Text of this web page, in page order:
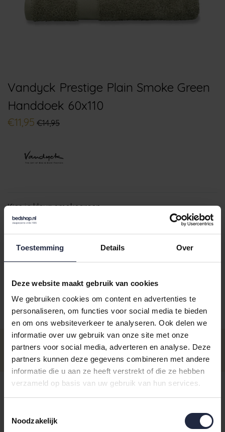
Toestemming Details Over
Deze website maakt gebruik van cookies
We gebruiken cookies om content en advertenties te
personaliseren, om functies voor social media te bieden
en om ons websiteverkeer te analyseren. Ook delen we
informatie over uw gebruik van onze site met onze
partners voor social media, adverteren en analyse. Deze
partners kunnen deze gegevens combineren met andere
informatie die u aan ze heeft verstrekt of die ze hebben
verzameld op basis van uw gebruik van hun services.
Noodzakelijk
Vandyck Prestige Plain Smoke Green
Handdoek 60x110
€11,95 €14,95
Kies je kleur: smokegreen
Aantal Maat Prijs
Washandje 16x22
uur besteld ma t/m vrij, dezelfde
€3,95
€5,95
Handdoek 60x110
Op voorraad - Levertijd: voor 16.00
uur besteld ma t/m vrij, dezelfde
dag verzonden
€14,95
€11,95
Incl. BTW